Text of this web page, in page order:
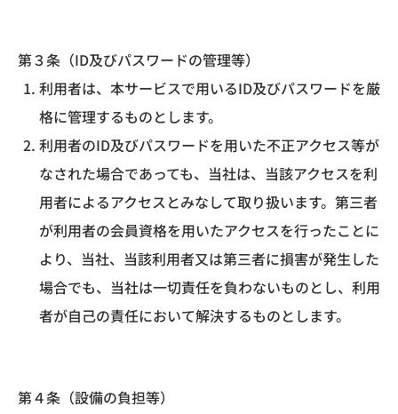
第３条（ID及びパスワードの管理等）
利用者は、本サービスで用いるID及びパスワードを厳
格に管理するものとします。
利用者のID及びパスワードを用いた不正アクセス等が
なされた場合であっても、当社は、当該アクセスを利
用者によるアクセスとみなして取り扱います。第三者
が利用者の会員資格を用いたアクセスを行ったことに
より、当社、当該利用者又は第三者に損害が発生した
場合でも、当社は一切責任を負わないものとし、利用
者が自己の責任において解決するものとします。
第４条（設備の負担等）